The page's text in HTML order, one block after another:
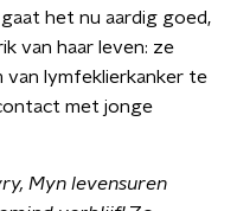
het nu aardig goed,
van haar leven: ze
van lymfeklierkanker te
met jonge
Myn levensuren